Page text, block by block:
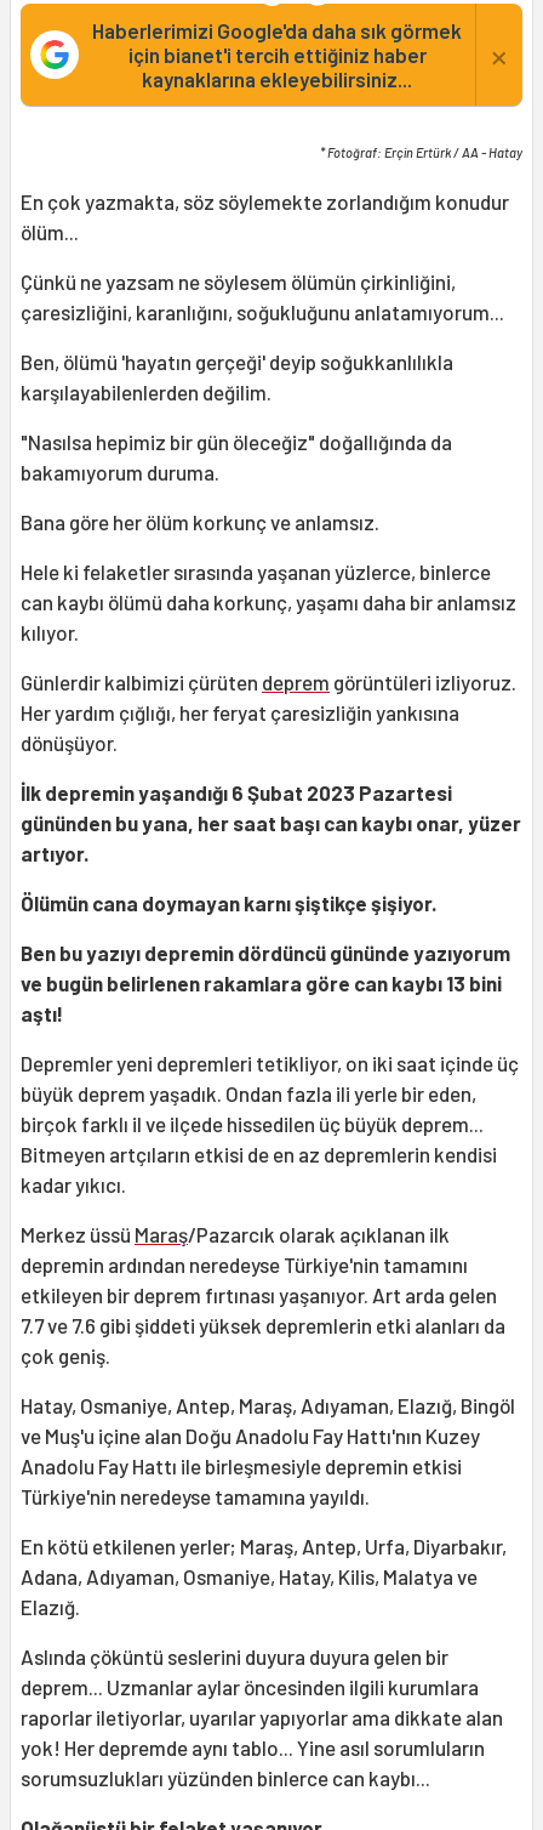
Haberlerimizi Google'da daha sık görmek
için bianet'i tercih ettiğiniz haber
kaynaklarına ekleyebilirsiniz...
×
* Fotoğraf: Erçin Ertürk / AA - Hatay
En çok yazmakta, söz söylemekte zorlandığım konudur
ölüm...
Çünkü ne yazsam ne söylesem ölümün çirkinliğini,
çaresizliğini, karanlığını, soğukluğunu anlatamıyorum...
Ben, ölümü 'hayatın gerçeği' deyip soğukkanlılıkla
karşılayabilenlerden değilim.
"Nasılsa hepimiz bir gün öleceğiz" doğallığında da
bakamıyorum duruma.
Bana göre her ölüm korkunç ve anlamsız.
Hele ki felaketler sırasında yaşanan yüzlerce, binlerce
can kaybı ölümü daha korkunç, yaşamı daha bir anlamsız
kılıyor.
Günlerdir kalbimizi çürüten deprem görüntüleri izliyoruz.
Her yardım çığlığı, her feryat çaresizliğin yankısına
dönüşüyor.
İlk depremin yaşandığı 6 Şubat 2023 Pazartesi
gününden bu yana, her saat başı can kaybı onar, yüzer
artıyor.
Ölümün cana doymayan karnı şiştikçe şişiyor.
Ben bu yazıyı depremin dördüncü gününde yazıyorum
ve bugün belirlenen rakamlara göre can kaybı 13 bini
aştı!
Depremler yeni depremleri tetikliyor, on iki saat içinde üç
büyük deprem yaşadık. Ondan fazla ili yerle bir eden,
birçok farklı il ve ilçede hissedilen üç büyük deprem...
Bitmeyen artçıların etkisi de en az depremlerin kendisi
kadar yıkıcı.
Merkez üssü Maraş/Pazarcık olarak açıklanan ilk
depremin ardından neredeyse Türkiye'nin tamamını
etkileyen bir deprem fırtınası yaşanıyor. Art arda gelen
7.7 ve 7.6 gibi şiddeti yüksek depremlerin etki alanları da
çok geniş.
Hatay, Osmaniye, Antep, Maraş, Adıyaman, Elazığ, Bingöl
ve Muş'u içine alan Doğu Anadolu Fay Hattı'nın Kuzey
Anadolu Fay Hattı ile birleşmesiyle depremin etkisi
Türkiye'nin neredeyse tamamına yayıldı.
En kötü etkilenen yerler; Maraş, Antep, Urfa, Diyarbakır,
Adana, Adıyaman, Osmaniye, Hatay, Kilis, Malatya ve
Elazığ.
Aslında çöküntü seslerini duyura duyura gelen bir
deprem... Uzmanlar aylar öncesinden ilgili kurumlara
raporlar iletiyorlar, uyarılar yapıyorlar ama dikkate alan
yok! Her depremde aynı tablo... Yine asıl sorumluların
sorumsuzlukları yüzünden binlerce can kaybı...